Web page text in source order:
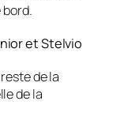
bord.
et Stelvio
de la
de la